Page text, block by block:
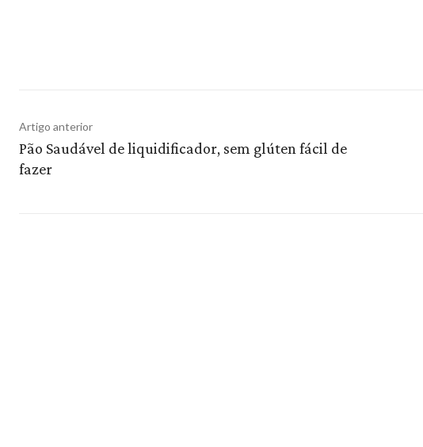
Artigo anterior
Pão Saudável de liquidificador, sem glúten fácil de
fazer